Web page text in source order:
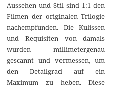
Aussehen und Stil sind 1:1 den
Filmen der originalen Trilogie
nachempfunden. Die Kulissen
und Requisiten von damals
wurden millimetergenau
gescannt und vermessen, um
den Detailgrad auf ein
Maximum zu heben. Diese